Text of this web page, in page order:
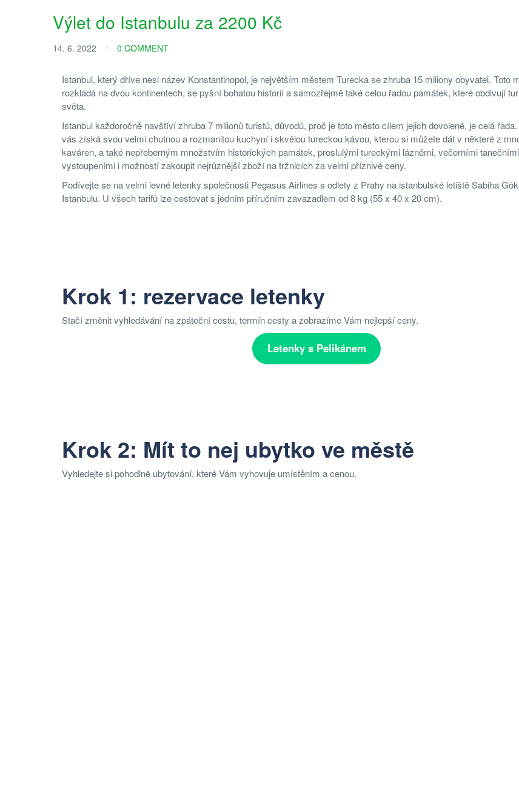
Výlet do Istanbulu za 2200 Kč
14. 6. 2022 0 COMMENT
Istanbul, který dříve nesl název Konstantinopol, je největším městem Turecka se zhruba 15 miliony obyvatel. Toto
rozkládá na dvou kontinentech, se pyšní bohatou historií a samozřejmě také celou řadou památek, které obdivují
světa.
Istanbul každoročně navštíví zhruba 7 milionů turistů, důvodů, proč je toto město cílem jejich dovolené, je celá
vás získá svou velmi chutnou a rozmanitou kuchyní i skvělou tureckou kávou, kterou si můžete dát v některé z
kaváren, a také nepřeberným množstvím historických památek, proslulými tureckými lázněmi, večerními tanečními
vystoupeními i možností zakoupit nejrůznější zboží na tržnicích za velmi příznivé ceny.
Podívejte se na velmi levné letenky společnosti Pegasus Airlines s odlety z Prahy na istanbulské letiště Sabiha
Istanbulu. U všech tarifů lze cestovat s jedním příručním zavazadlem od 8 kg (55 x 40 x 20 cm).
Krok 1: rezervace letenky
Stačí změnit vyhledávání na zpáteční cestu, termín cesty a zobrazíme Vám nejlepší ceny.
Letenky s Pelikánem
Krok 2: Mít to nej ubytko ve městě
Vyhledejte si pohodlně ubytování, které Vám vyhovuje umístěním a cenou.